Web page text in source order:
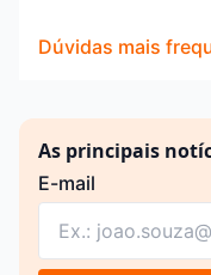
Dúvidas mais
As principais
E-mail